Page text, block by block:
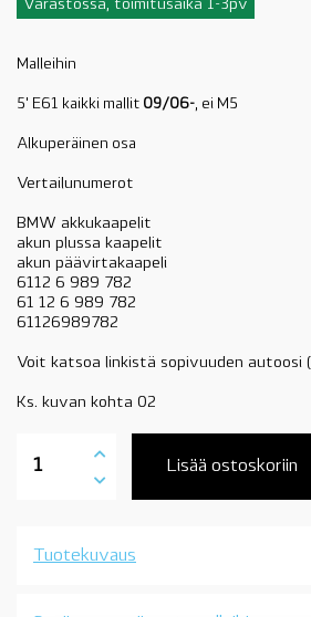
Varastossa, toimitusaika 1-3pv
Malleihin
5' E61 kaikki mallit 09/06-, ei M5
Alkuperäinen osa
Vertailunumerot
BMW akkukaapelit
akun plussa kaapelit
akun päävirtakaapeli
6112 6 989 782
61 12 6 989 782
61126989782
Voit katsoa linkistä sopivuuden autoosi (
Ks. kuvan kohta 02
akkukaapeli
sarjaan
Lisää ostoskoriin
Tuotekuvaus